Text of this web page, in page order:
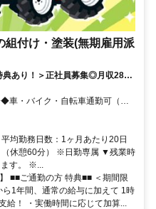
組付け・塗装(無期雇用派
典あり！＞正社員募集◎月収28万
入寮可！
車・バイク・自転車通勤可（工
均勤務日数：1ヶ月あたり20日
（休憩60分） ※日勤専属 ▼残業時
ます。 ※...
■■ご通勤の方 特典■■ ＜期間限
1年間、通常の給与に加えて 1時
給！ ・実働時間に応じて加算...